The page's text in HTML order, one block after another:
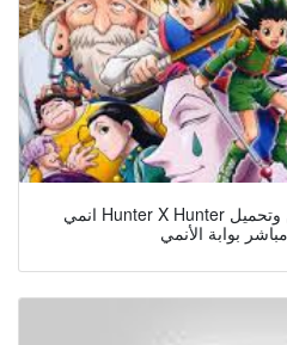
انمي Hunter X Hunter الحلقة 134 مترجمة اونلاين وتحميل